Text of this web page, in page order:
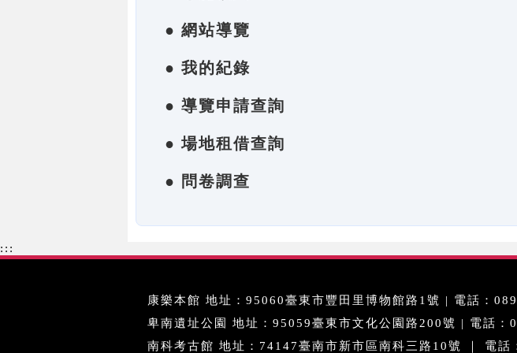
● 網站導覽
● 我的紀錄
● 導覽申請查詢
● 場地租借查詢
● 問卷調查
:::
康樂本館 地址：95060臺東市豐田里博物館路1號 | 電話：
卑南遺址公園 地址：95059臺東市文化公園路200號 | 電話：
南科考古館 地址：74147臺南市新市區南科三路10號 ｜ 電話